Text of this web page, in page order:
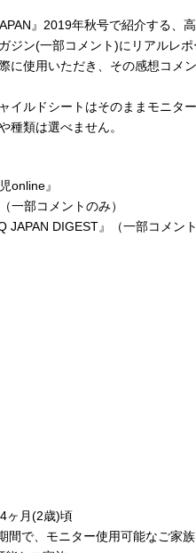
』2019年秋号で紹介する、
ジン(一部コメント)にリアルレポ
に使用いただき、その感想コメ
イルドシートはそのままモニタ
種類は選べません。
online』
一部コメントのみ）
JAPAN DIGEST』（一部コメント
ヶ月(2歳)頃
間で、モニター使用可能なご家族